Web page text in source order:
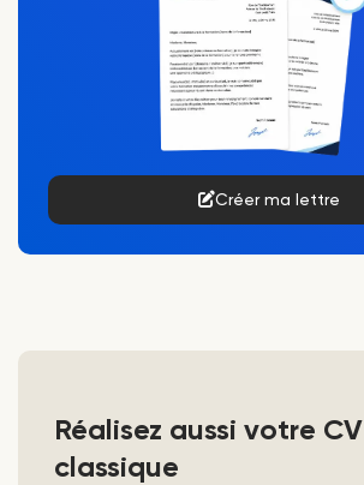
Créer ma lettre
Réalisez aussi votre CV
classique